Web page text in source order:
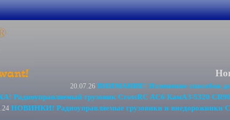
20.07.26 ВНИМАНИЕ! Изменение способов
Радиоуправляемый грузовик CrossRC AC6 КамАЗ-5320
НОВИНКИ! Радиоуправляемые грузовики и внедорожники